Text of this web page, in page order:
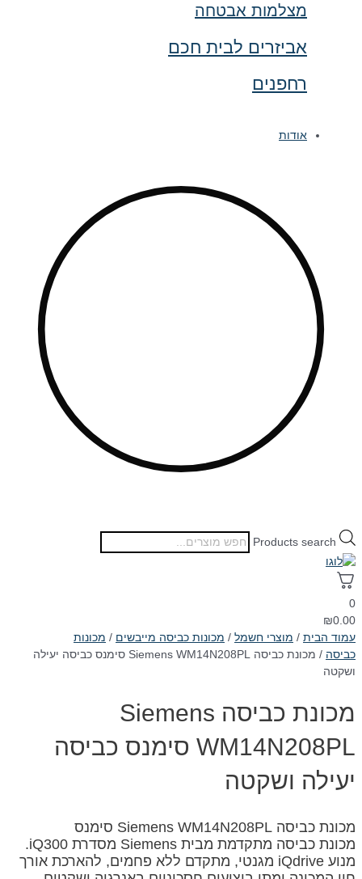
מצלמות אבטחה
אביזרים לבית חכם
רחפנים
אודות
Products search
0
₪0.00
עמוד הבית / מוצרי חשמל / מכונות כביסה מייבשים / מכונות
כביסה
/ מכונת כביסה Siemens WM14N208PL סימנס כביסה יעילה
ושקטה
מכונת כביסה Siemens
WM14N208PL סימנס כביסה
יעילה ושקטה
מכונת כביסה Siemens WM14N208PL סימנס
מכונת כביסה מתקדמת מבית Siemens מסדרת iQ300.
מנוע iQdrive מגנטי, מתקדם ללא פחמים, להארכת אורך